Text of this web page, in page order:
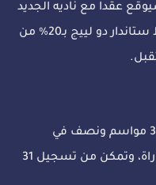
عقدا مع ناديه الجديد
يمتد إلى غاية يونيو 2027، مع احتفاظ ستاندار دو لييج بـ20% من
يشار أن المغربي سليم أملاح قضى 3 مواسم ونصف في
ستاندار دو لييج، خاض خلالها 97 مباراة، وتمكن من تسجيل 31